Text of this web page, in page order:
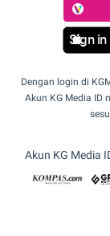
Sign
Dengan login di
Akun KG Media ID
Akun KG Media